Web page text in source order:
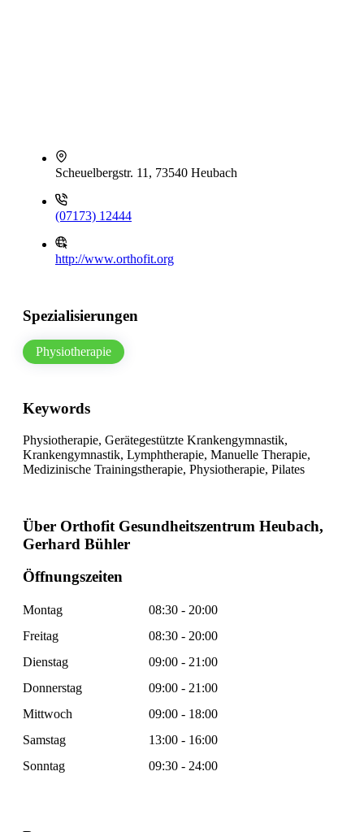
Scheuelbergstr. 11, 73540 Heubach
(07173) 12444
http://www.orthofit.org
Spezialisierungen
Physiotherapie
Keywords
Physiotherapie, Gerätegestützte Krankengymnastik,
Krankengymnastik, Lymphtherapie, Manuelle Therapie,
Medizinische Trainingstherapie, Physiotherapie, Pilates
Über Orthofit Gesundheitszentrum Heubach,
Gerhard Bühler
Öffnungszeiten
Montag
08:30 - 20:00
Freitag
08:30 - 20:00
Dienstag
09:00 - 21:00
Donnerstag
09:00 - 21:00
Mittwoch
09:00 - 18:00
Samstag
13:00 - 16:00
Sonntag
09:30 - 24:00